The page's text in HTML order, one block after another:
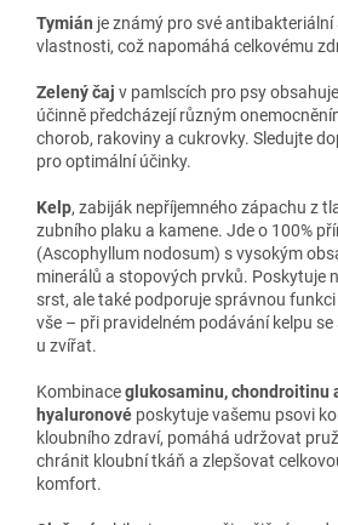
Tymián je známý pro své
vlastnosti, což napomáhá celkovému
Zelený čaj v pamlscích pro psy
účinně předcházejí různým
chorob, rakoviny a cukrovky. Sledujte
pro optimální účinky.
Kelp, zabiják nepříjemného zápachu z
zubního plaku a kamene. Jde o 100%
(Ascophyllum nodosum) s vysokým
minerálů a stopových prvků. Poskytuje
srst, ale také podporuje správnou
vše – při pravidelném podávání kelpu
u zvířat.
Kombinaceglukosaminu, chondroitinu
hyaluronové poskytuje vašemu psovi
kloubního zdraví, pomáhá udržovat
chránit kloubní tkáň a zlepšovat
komfort.